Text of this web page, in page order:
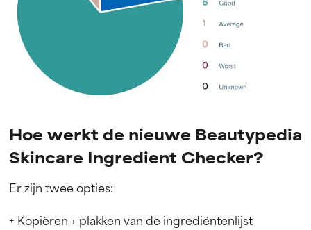
Hoe werkt de nieuwe Beautypedia
Skincare Ingredient Checker?
Er zijn twee opties:
+ Kopiëren + plakken van de ingrediëntenlijst